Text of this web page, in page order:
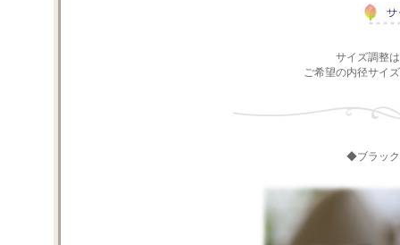
サイズ調整
ご希望の内径サイ
◆ブラッ